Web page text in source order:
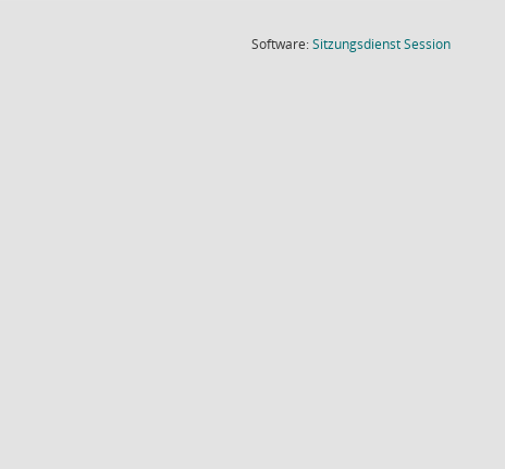
Software:SitzungsdienstSession(Wird in